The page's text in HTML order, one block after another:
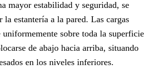
mayor estabilidad y seguridad, se
la estantería a la pared. Las cargas
sobre toda la superficie
de abajo hacia arriba, situando
en los niveles inferiores.